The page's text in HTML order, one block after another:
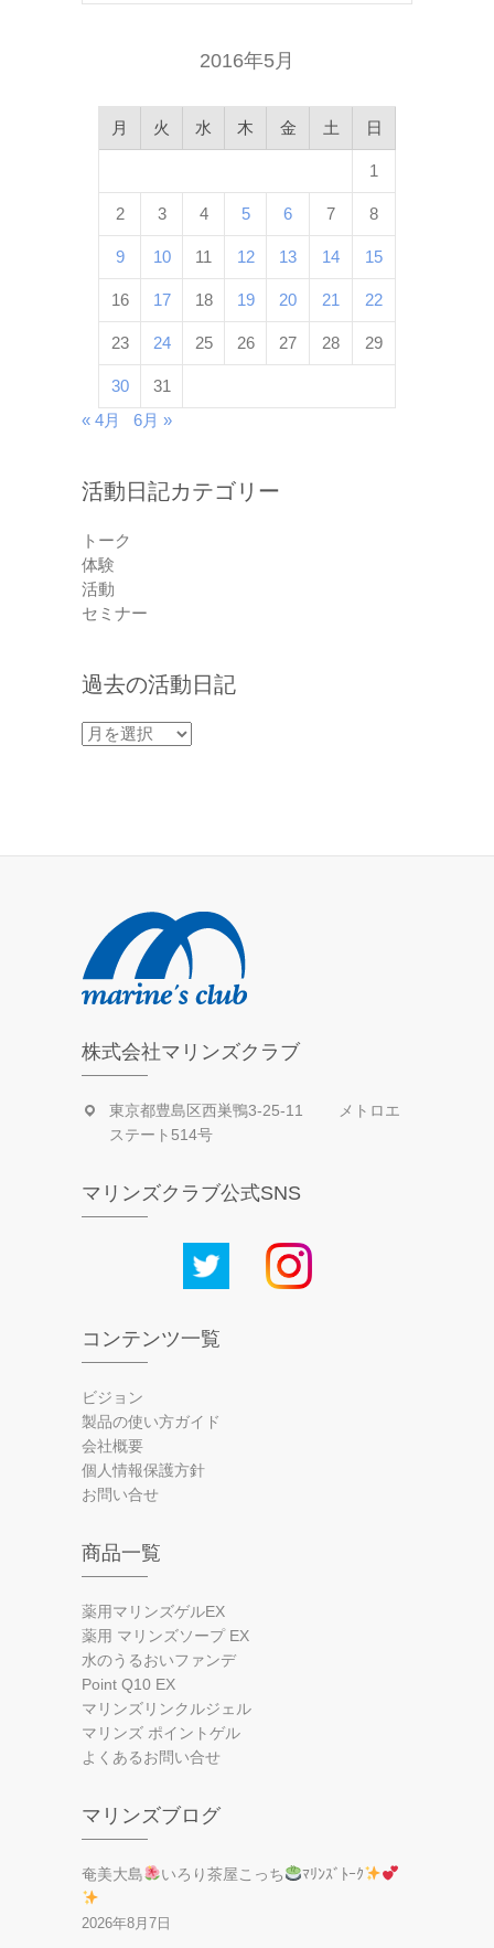
2016年5月
月 火 水 木 金 土 日
1
2 3 4 5 6 7 8
9 10 11 12 13 14 15
16 17 18 19 20 21 22
23 24 25 26 27 28 29
30
31
« 4月
6月 »
活動日記カテゴリー
トーク
体験
活動
セミナー
過去の活動日記
過
日
株式会社マリンズクラブ
東京都豊島区西巣鴨3-25-11 メトロエ
ステート514号
マリンズクラブ公式SNS
コンテンツ一覧
ビジョン
製品の使い方ガイド
会社概要
個人情報保護方針
お問い合せ
商品一覧
薬用マリンズゲルEX
薬用 マリンズソープ EX
水のうるおいファンデ
Point Q10 EX
マリンズリンクルジェル
マリンズ ポイントゲル
よくあるお問い合せ
マリンズブログ
奄美大島 いろり茶屋こっち ﾏﾘﾝｽﾞﾄｰｸ
2026年8月7日